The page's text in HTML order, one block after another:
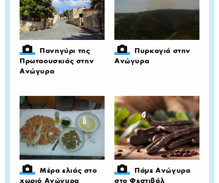
Πανηγύρι της
Πρωταουσκιάς στην
Ανώγυρα
Πυρκαγιά στην
Ανώγυρα
Μέρα ελιάς στο
χωριό Ανώγυρα
Πάμε Ανώγυρα
στο Φεστιβάλ